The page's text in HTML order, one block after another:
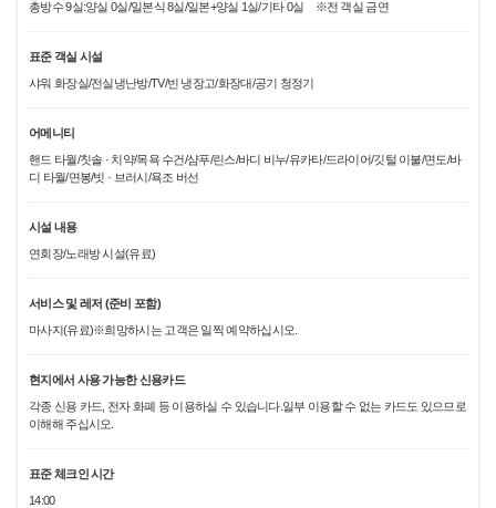
총방수 9실:양실 0실/일본식 8실/일본+양실 1실/기타 0실 ※전 객실 금연
표준 객실 시설
샤워 화장실/전실냉난방/TV/빈 냉장고/화장대/공기 청정기
어메니티
핸드 타월/칫솔 · 치약/목욕 수건/샴푸/린스/바디 비누/유카타/드라이어/깃털 이불/면도/바
디 타월/면봉/빗 · 브러시/욕조 버선
시설 내용
연회장/노래방 시설(유료)
서비스 및 레저 (준비 포함)
마사지(유료)※희망하시는 고객은 일찍 예약하십시오.
현지에서 사용 가능한 신용카드
각종 신용 카드, 전자 화폐 등 이용하실 수 있습니다.일부 이용할 수 없는 카드도 있으므로
이해해 주십시오.
표준 체크인 시간
14:00